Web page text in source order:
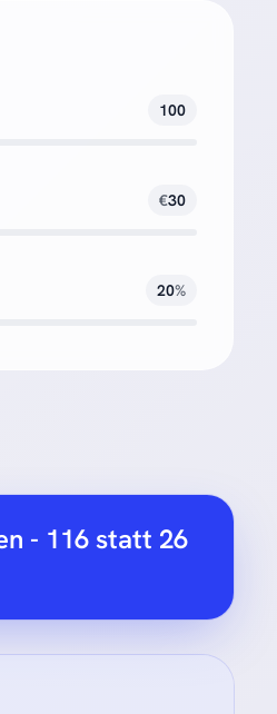
100
€30
20%
- 116 statt 26